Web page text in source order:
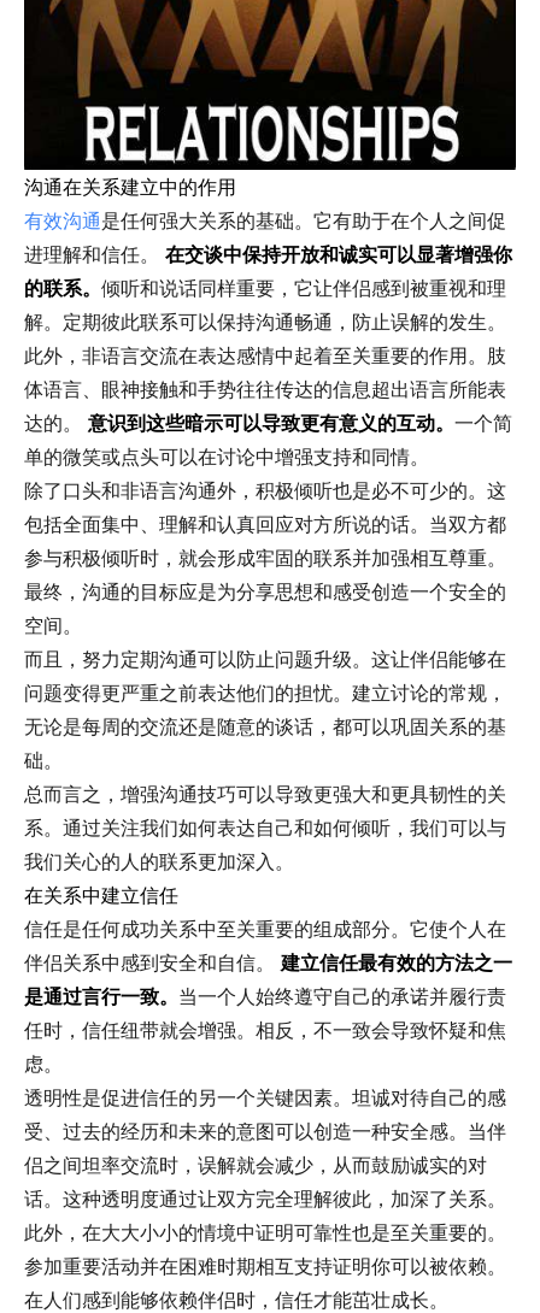
沟通在关系建立中的作用
有效沟通是任何强大关系的基础。它有助于在个人之间促
进理解和信任。 在交谈中保持开放和诚实可以显著增强你
的联系。 倾听和说话同样重要，它让伴侣感到被重视和理
解。定期彼此联系可以保持沟通畅通，防止误解的发生。
此外，非语言交流在表达感情中起着至关重要的作用。肢
体语言、眼神接触和手势往往传达的信息超出语言所能表
达的。 意识到这些暗示可以导致更有意义的互动。 一个简
单的微笑或点头可以在讨论中增强支持和同情。
除了口头和非语言沟通外，积极倾听也是必不可少的。这
包括全面集中、理解和认真回应对方所说的话。当双方都
参与积极倾听时，就会形成牢固的联系并加强相互尊重。
最终，沟通的目标应是为分享思想和感受创造一个安全的
空间。
而且，努力定期沟通可以防止问题升级。这让伴侣能够在
问题变得更严重之前表达他们的担忧。建立讨论的常规，
无论是每周的交流还是随意的谈话，都可以巩固关系的基
础。
总而言之，增强沟通技巧可以导致更强大和更具韧性的关
系。通过关注我们如何表达自己和如何倾听，我们可以与
我们关心的人的联系更加深入。
在关系中建立信任
信任是任何成功关系中至关重要的组成部分。它使个人在
伴侣关系中感到安全和自信。 建立信任最有效的方法之一
是通过言行一致。 当一个人始终遵守自己的承诺并履行责
任时，信任纽带就会增强。相反，不一致会导致怀疑和焦
虑。
透明性是促进信任的另一个关键因素。坦诚对待自己的感
受、过去的经历和未来的意图可以创造一种安全感。当伴
侣之间坦率交流时，误解就会减少，从而鼓励诚实的对
话。这种透明度通过让双方完全理解彼此，加深了关系。
此外，在大大小小的情境中证明可靠性也是至关重要的。
参加重要活动并在困难时期相互支持证明你可以被依赖。
在人们感到能够依赖伴侣时，信任才能茁壮成长。